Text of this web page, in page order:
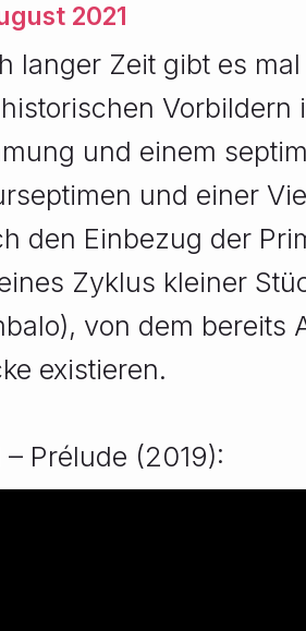
2021
langer Zeit gibt es
und einem
und einer
den Einbezug der
Zyklus kleiner
von dem bereits
existieren.
– Prélude (2019):